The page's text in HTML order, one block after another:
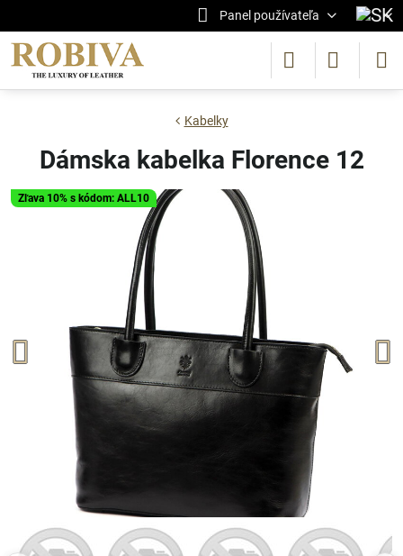
Panel používateľa
Zľava 10% s kódom: ALL10
Kabelky
Dámska kabelka Florence 12